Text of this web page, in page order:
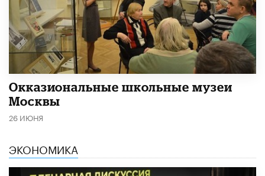
​Окказиональные школьные музеи
Москвы
26 ИЮНЯ
ЭКОНОМИКА